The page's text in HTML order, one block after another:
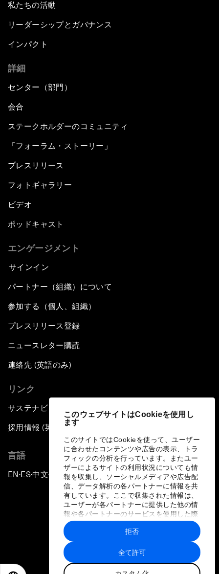
このウェブサイトはCookieを使用し
ます
このサイトではCookieを使って、ユーザー
に合わせたコンテンツや広告の表示、トラ
フィックの分析を行っています。またユー
ザーによるサイトの利用状況についても情
報を収集し、ソーシャルメディアや広告配
信、データ解析の各パートナーに情報を共
有しています。ここで収集された情報は、
ユーザーが各パートナーに提供した他の情
報や各パートナーのサービスを使用した際
に収集された情報と組み合わされ、各パー
トナーによって使用されることがありま
す。
全て許可
拒否
私たちの活動
リーダーシップとガバナンス
インパクト
詳細
センター（部門）
会合
ステークホルダーのコミュニティ
「フォーラム・ストーリー」
プレスリリース
フォトギャラリー
ビデオ
ポッドキャスト
エンゲージメント
サインイン
パートナー（組織）について
参加する（個人、組織）
プレスリリース登録
ニュースレター購読
連絡先 (英語のみ)
リンク
サステナビリティへの取り組み
採用情報 (英語のみ)
言語
EN ▪ES▪中文▪ 日本語
プライバシーポリシーと利用規約
サイトマップ